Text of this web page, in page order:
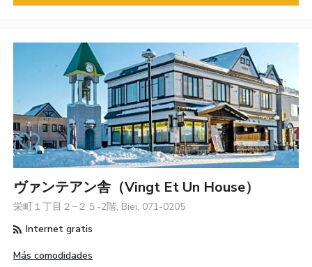
ヴァンテアン舎（vingt Et Un House）
栄町１丁目２−２５-2階, Biei, 071-0205
Internet gratis
Más comodidades